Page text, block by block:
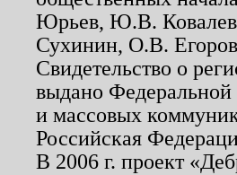
Юрьев, Ю.В.
Сухинин, О.В.
Свидетельство о
выдано
и массовых
Российская
В 2006 г. проект